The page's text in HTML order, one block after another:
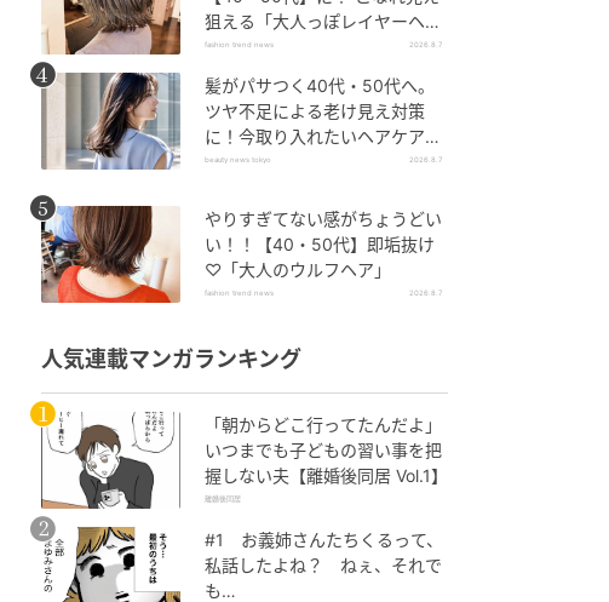
狙える「大人っぽレイヤーヘ
ア」
fashion trend news 2026.8.7
髪がパサつく40代・50代へ。
ツヤ不足による老け見え対策
に！今取り入れたいヘアケア名
品３選
beauty news tokyo 2026.8.7
やりすぎてない感がちょうどい
い！！【40・50代】即垢抜け
♡「大人のウルフヘア」
fashion trend news 2026.8.7
人気連載マンガランキング
「朝からどこ行ってたんだよ」
いつまでも子どもの習い事を把
握しない夫【離婚後同居 Vol.1】
離婚後同居
#1 お義姉さんたちくるって、
私話したよね？ ねぇ、それで
も…